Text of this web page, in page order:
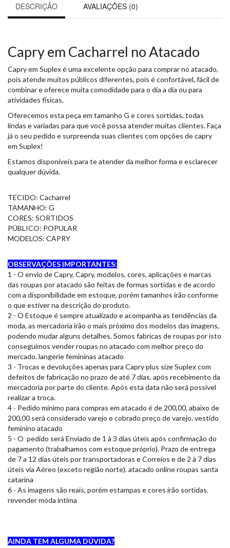
DESCRIÇÃO AVALIAÇÕES (0)
Capry em Cacharrel no Atacado
Capry em Suplex é uma excelente opção para comprar no atacado,
pois atende muitos públicos diferentes, pois é confortável, fácil de
combinar e oferece muita comodidade para o dia a dia ou para
atividades físicas.
Oferecemos esta peça em tamanho G e cores sortidas, todas
lindas e variadas para que você possa atender muitas clientes. Faça
já o seu pedido e surpreenda suas clientes com opções de capry
em Suplex!
Estamos disponíveis para te atender da melhor forma e esclarecer
qualquer dúvida.
TECIDO: Cacharrel
TAMANHO: G
CORES: SORTIDOS
PÚBLICO: POPULAR
MODELOS: CAPRY
OBSERVAÇÕES IMPORTANTES:
1 - O envio de Capry, Capry, modelos, cores, aplicações e marcas
das roupas por atacado são feitas de formas sortidas e de acordo
com a disponibilidade em estoque, porém tamanhos irão conforme
o que estiver na descrição do produto.
2 - O Estoque é sempre atualizado e acompanha as tendências da
moda, as mercadoria irão o mais próximo dos modelos das imagens,
podendo mudar alguns detalhes. Somos fabricas de roupas por isto
conseguimos vender roupas no atacado com melhor preço do
mercado. langerie femininas atacado
3 - Trocas e devoluções apenas para Capry plus size Suplex com
defeitos de fabricação no prazo de até 7 dias. após recebimento da
mercadoria por parte do cliente. Após esta data não será possível
realizar a troca.
4 - Pedido mínimo para compras em atacado é de 200,00, abaixo de
200,00 será considerado varejo e cobrado preço de varejo. vestido
feminino atacado
5 - O pedido será Enviado de 1 à 3 dias úteis após confirmação do
pagamento (trabalhamos com estoque próprio). Prazo de entrega
de 7 a 12 dias úteis por transportadoras e Correios e de 2 à 7 dias
úteis via Aéreo (exceto região norte). atacado online roupas santa
catarina
6 - As imagens são reais, porém estampas e cores irão sortidas.
revender moda intima
AINDA TEM ALGUMA DÚVIDA?